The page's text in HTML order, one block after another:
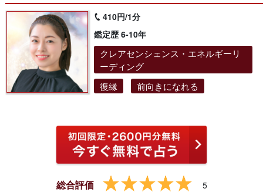
410円/1分
鑑定歴 6-10年
クレアセンシェンス・エネルギーリ
ーディング
復縁
前向きになれる
総合評価 5